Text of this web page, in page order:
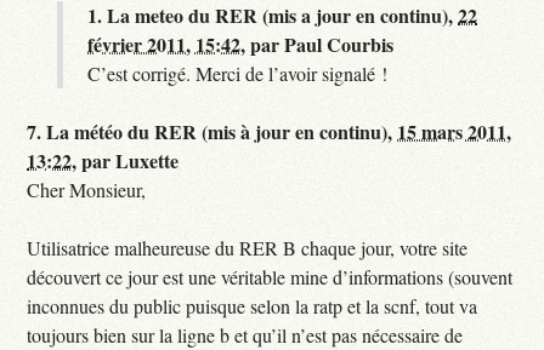
1.La meteo du RER (mis a jour en continu),22
février 2011, 15:42,parPaul Courbis
C’est corrigé. Merci de l’avoir signalé !
7.La météo du RER (mis à jour en continu), 15 mars 2011,
13:22,parLuxette
Cher Monsieur,
Utilisatrice malheureuse du RER B chaque jour, votre site
découvert ce jour est une véritable mine d’informations (souvent
inconnues du public puisque selon la ratp et la scnf, tout va
toujours bien sur la ligne b et qu’il n’est pas nécessaire de